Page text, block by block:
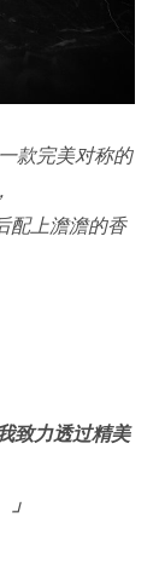
款完美对称的
配上澹澹的香
致力透过精美